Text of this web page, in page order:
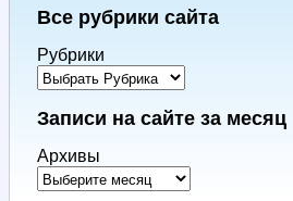
Все рубрики сайта
Рубрики
Записи на сайте за месяц
Архивы